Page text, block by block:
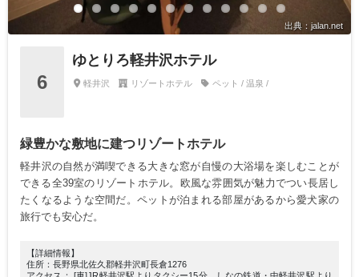
出典：jalan.net
6
ゆとりろ軽井沢ホテル
軽井沢 リゾートホテル ペット / 温泉 /
緑豊かな敷地に建つリゾートホテル
軽井沢の自然が満喫できる大きな窓が自慢の大浴場を楽しむことが
できる全39室のリゾートホテル。欧風な雰囲気が魅力でつい長居し
たくなるような空間だ。ペットが泊まれる部屋があるから愛犬家の
旅行でも安心だ。
【詳細情報】
住所：長野県北佐久郡軽井沢町長倉1276